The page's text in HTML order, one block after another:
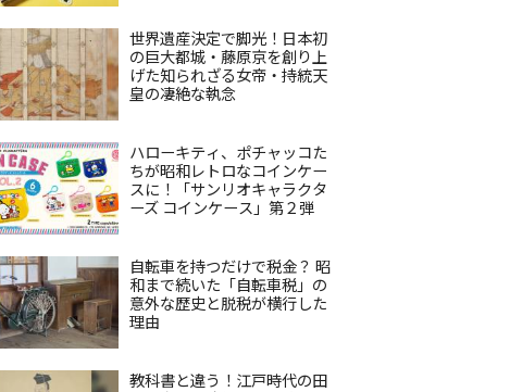
世界遺産決定で脚光！日本初
の巨大都城・藤原京を創り上
げた知られざる女帝・持統天
皇の凄絶な執念
ハローキティ、ポチャッコた
ちが昭和レトロなコインケー
スに！「サンリオキャラクタ
ーズ コインケース」第２弾
自転車を持つだけで税金？ 昭
和まで続いた「自転車税」の
意外な歴史と脱税が横行した
理由
教科書と違う！江戸時代の田